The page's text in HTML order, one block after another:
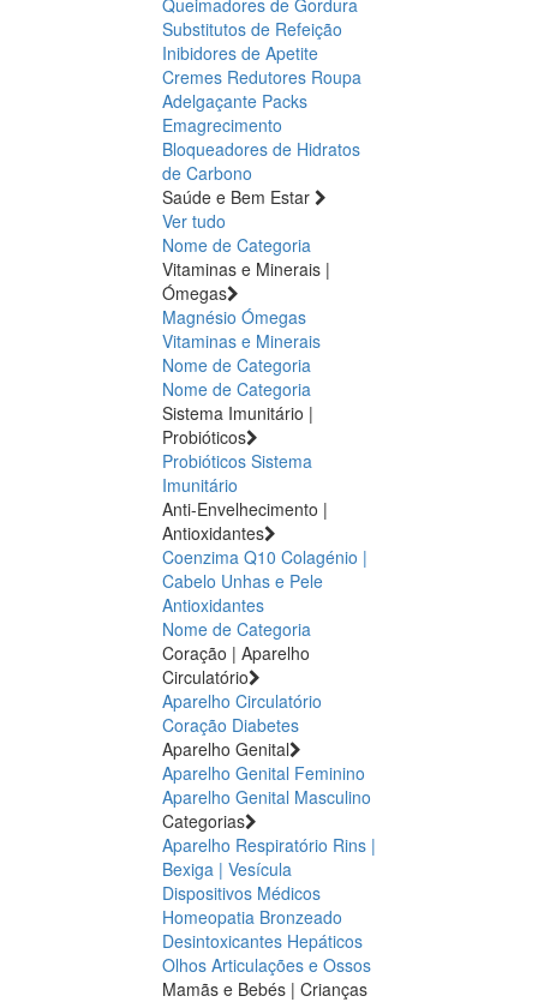
Substitutos de Refeição
Inibidores de Apetite
Cremes Redutores Roupa
Adelgaçante Packs
Emagrecimento
Bloqueadores de Hidratos
de Carbono
Saúde e Bem Estar
Ver tudo
Nome de Categoria
Vitaminas e Minerais |
Ómegas
Magnésio Ómegas
Vitaminas e Minerais
Nome de Categoria
Nome de Categoria
Sistema Imunitário |
Probióticos
Probióticos Sistema
Imunitário
Anti-Envelhecimento |
Antioxidantes
Coenzima Q10 Colagénio |
Cabelo Unhas e Pele
Antioxidantes
Nome de Categoria
Coração | Aparelho
Circulatório
Aparelho Circulatório
Coração Diabetes
Aparelho Genital
Aparelho Genital Feminino
Aparelho Genital Masculino
Categorias
Aparelho Respiratório Rins |
Bexiga | Vesícula
Dispositivos Médicos
Homeopatia Bronzeado
Desintoxicantes Hepáticos
Olhos Articulações e Ossos
Mamãs e Bebés | Crianças